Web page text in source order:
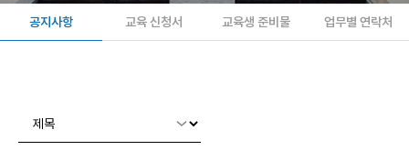
공지사항 교육 신청서 교육생 준비물 업무별 연락처